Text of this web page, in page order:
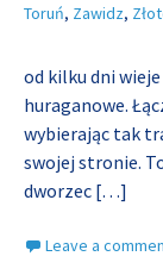
Toruń, Zawidz,
od kilku dni
huraganowe.
wybierając tak
swojej stronie.
dworzec […]
Leave a